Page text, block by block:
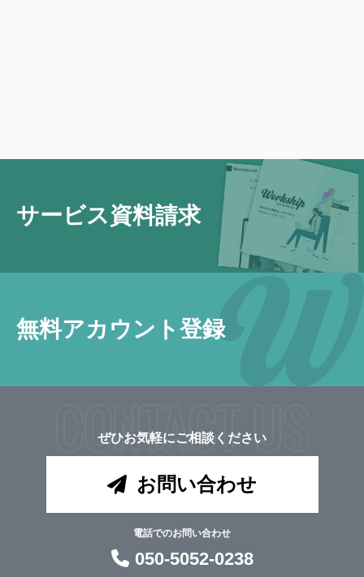
サービス資料請求
無料アカウント登録
CONTACT US
ぜひお気軽にご相談ください
お問い合わせ
電話でのお問い合わせ
050-5052-0238